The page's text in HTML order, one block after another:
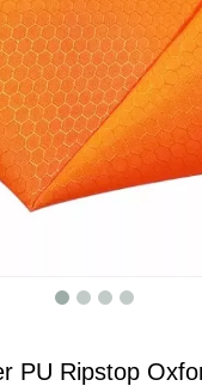
PU Ripstop